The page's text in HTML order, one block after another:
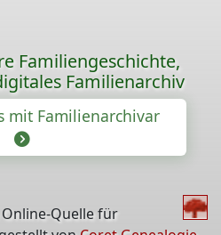
Familiengeschichte,
Familienarchiv
mit Familienarchivar
Quelle für